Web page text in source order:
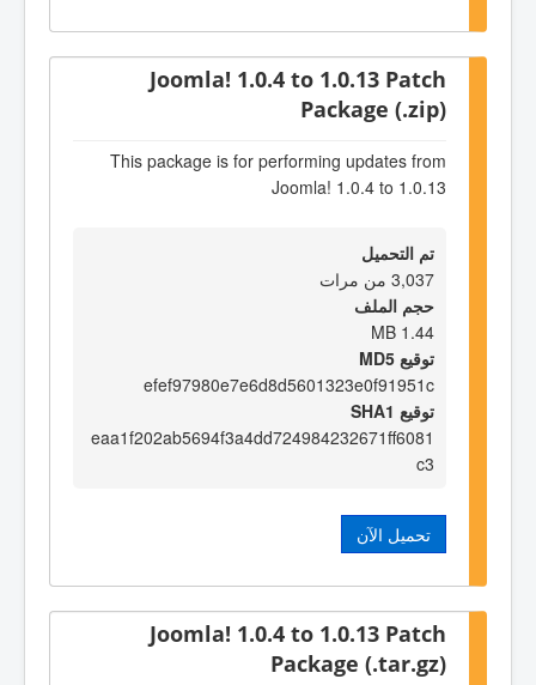
Joomla! 1.0.4 to 1.0.13 Patch
Package (.zip)
This package is for performing updates from
Joomla! 1.0.4 to 1.0.13
تم التحميل
3,037 من مرات
حجم الملف
1.44 MB
توقيع MD5
efef97980e7e6d8d5601323e0f91951c
توقيع SHA1
eaa1f202ab5694f3a4dd724984232671ff6081
c3
تحميل الآن
Joomla! 1.0.4 to 1.0.13 Patch
Package (.tar.gz)